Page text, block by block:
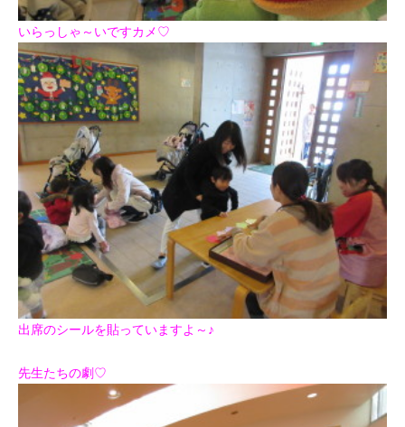
いらっしゃ～いですカメ♡
出席のシールを貼っていますよ～♪
先生たちの劇♡